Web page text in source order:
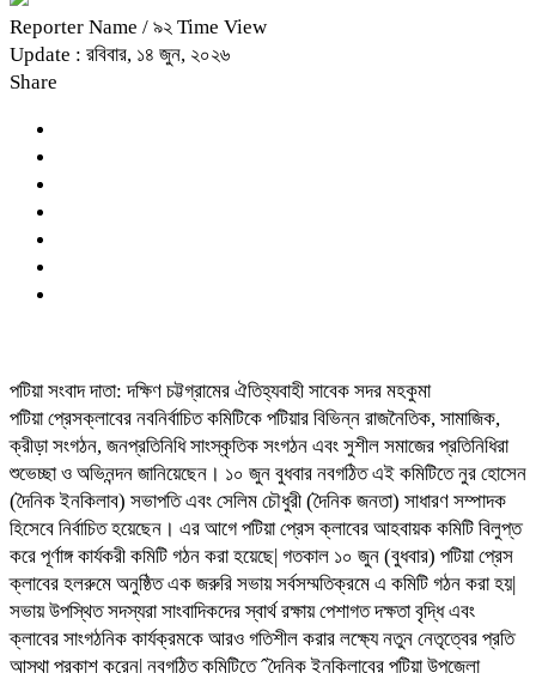
Reporter Name / ৯২ Time View
Update : রবিবার, ১৪ জুন, ২০২৬
Share
পটিয়া সংবাদ দাতা: দক্ষিণ চট্টগ্রামের ঐতিহ্যবাহী সাবেক সদর মহকুমা
পটিয়া প্রেসক্লাবের নবনির্বাচিত কমিটিকে পটিয়ার বিভিন্ন রাজনৈতিক, সামাজিক,
ক্রীড়া সংগঠন, জনপ্রতিনিধি সাংস্কৃতিক সংগঠন এবং সুশীল সমাজের প্রতিনিধিরা
শুভেচ্ছা ও অভিনন্দন জানিয়েছেন। ১০ জুন বুধবার নবগঠিত এই কমিটিতে নুর হোসেন
(দৈনিক ইনকিলাব) সভাপতি এবং সেলিম চৌধুরী (দৈনিক জনতা) সাধারণ সম্পাদক
হিসেবে নির্বাচিত হয়েছেন। এর আগে পটিয়া প্রেস ক্লাবের আহবায়ক কমিটি বিলুপ্ত
করে পূর্ণাঙ্গ কার্যকরী কমিটি গঠন করা হয়েছে| গতকাল ১০ জুন (বুধবার) পটিয়া প্রেস
ক্লাবের হলরুমে অনুষ্ঠিত এক জরুরি সভায় সর্বসম্মতিক্রমে এ কমিটি গঠন করা হয়|
সভায় উপস্থিত সদস্যরা সাংবাদিকদের স্বার্থ রক্ষায় পেশাগত দক্ষতা বৃদ্ধি এবং
ক্লাবের সাংগঠনিক কার্যক্রমকে আরও গতিশীল করার লক্ষ্যে নতুন নেতৃত্বের প্রতি
আস্থা প্রকাশ করেন| নবগঠিত কমিটিতে ˆদৈনিক ইনকিলাবের পটিয়া উপজেলা